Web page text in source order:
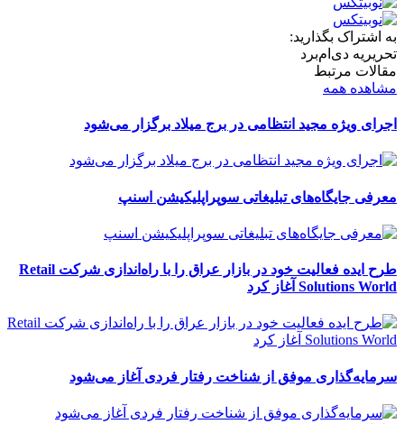
به اشتراک بگذارید:
تحریریه دی‌ام‌برد
مقالات مرتبط
مشاهده همه
اجرای ویژه مجید انتظامی در برج میلاد برگزار می‌شود
معرفی جایگاه‌های تبلیغاتی سوپراپلیکیشن اسنپ
طرح ایده فعالیت خود در بازار عراق را با راه‌اندازی شرکت Retail
Solutions World آغاز کرد
سرمایه‌گذاری موفق از شناخت رفتار فردی آغاز می‌شود